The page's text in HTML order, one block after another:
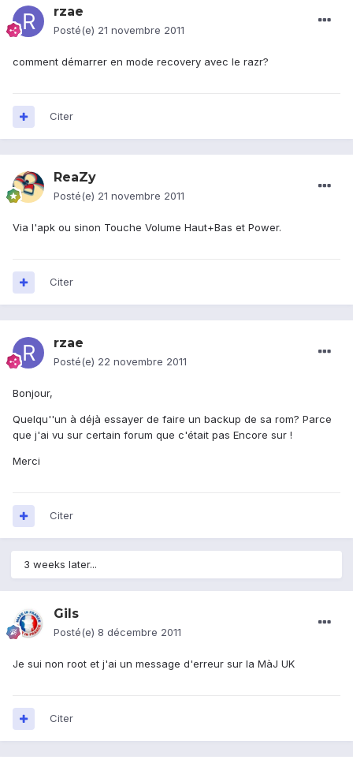
rzae
Posté(e) 21 novembre 2011
comment démarrer en mode recovery avec le razr?
Citer
ReaZy
Posté(e) 21 novembre 2011
Via l'apk ou sinon Touche Volume Haut+Bas et Power.
Citer
rzae
Posté(e) 22 novembre 2011
Bonjour,
Quelqu''un à déjà essayer de faire un backup de sa rom? Parce
que j'ai vu sur certain forum que c'était pas Encore sur !
Merci
Citer
3 weeks later...
Gils
Posté(e) 8 décembre 2011
Je sui non root et j'ai un message d'erreur sur la MàJ UK
Citer